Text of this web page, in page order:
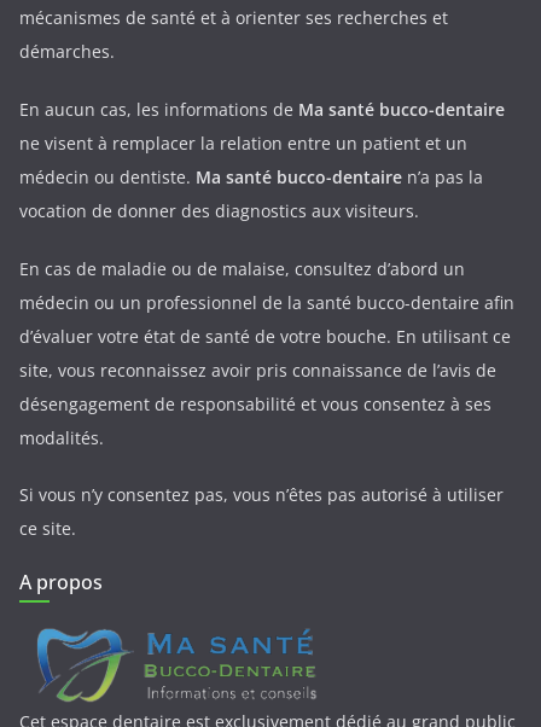
mécanismes de santé et à orienter ses recherches et
démarches.
En aucun cas, les informations de Ma santé bucco-dentaire
ne visent à remplacer la relation entre un patient et un
médecin ou dentiste. Ma santé bucco-dentaire n’a pas la
vocation de donner des diagnostics aux visiteurs.
En cas de maladie ou de malaise, consultez d’abord un
médecin ou un professionnel de la santé bucco-dentaire afin
d’évaluer votre état de santé de votre bouche. En utilisant ce
site, vous reconnaissez avoir pris connaissance de l’avis de
désengagement de responsabilité et vous consentez à ses
modalités.
Si vous n’y consentez pas, vous n’êtes pas autorisé à utiliser
ce site.
A propos
Cet espace dentaire est exclusivement dédié au grand public